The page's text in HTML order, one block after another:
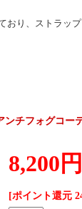
おり、ストラッ
ンチフォグコ
8,200円
[ポイント還元